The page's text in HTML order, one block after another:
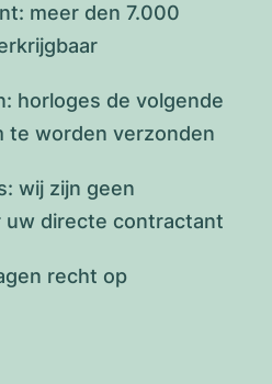
meer den 7.000
horloges de volgende
te worden verzonden
wij zijn geen
uw directe contractant
recht op